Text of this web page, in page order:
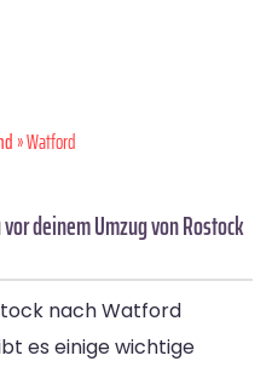
» Watford
deinem Umzug von Rostock
nach Watford
es einige wichtige